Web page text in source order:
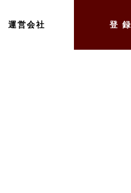
運営会社 登 録